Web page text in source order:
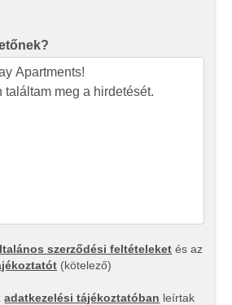
szerződési feltételeket és az
(kötelező)
adatkezelési tájékoztatóban leírtak